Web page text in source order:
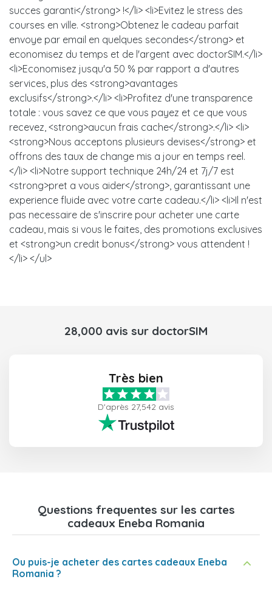
succes garanti</strong> !</li> <li>Evitez le stress des
courses en ville. <strong>Obtenez le cadeau parfait
envoye par email en quelques secondes</strong> et
economisez du temps et de l'argent avec doctorSIM.</li>
<li>Economisez jusqu'a 50 % par rapport a d'autres
services, plus des <strong>avantages
exclusifs</strong>.</li> <li>Profitez d'une transparence
totale : vous savez ce que vous payez et ce que vous
recevez, <strong>aucun frais cache</strong>.</li> <li>
<strong>Nous acceptons plusieurs devises</strong> et
offrons des taux de change mis a jour en temps reel.
</li> <li>Notre support technique 24h/24 et 7j/7 est
<strong>pret a vous aider</strong>, garantissant une
experience fluide avec votre carte cadeau.</li> <li>Il n'est
pas necessaire de s'inscrire pour acheter une carte
cadeau, mais si vous le faites, des promotions exclusives
et <strong>un credit bonus</strong> vous attendent !
</li> </ul>
28,000 avis sur doctorSIM
Très bien
D'après 27,542 avis
Questions frequentes sur les cartes
cadeaux Eneba Romania
Ou puis-je acheter des cartes cadeaux Eneba
Romania ?